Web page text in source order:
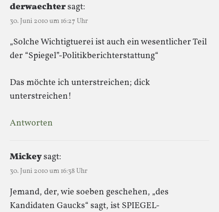
derwaechtersagt:
30. Juni 2010 um 16:27 Uhr
„Solche Wichtigtuerei ist auch ein wesentlicher Teil
der “Spiegel”-Politikberichterstattung“
Das möchte ich unterstreichen; dick
unterstreichen!
Antworten
Mickeysagt:
30. Juni 2010 um 16:38 Uhr
Jemand, der, wie soeben geschehen, „des
Kandidaten Gaucks“ sagt, ist SPIEGEL-